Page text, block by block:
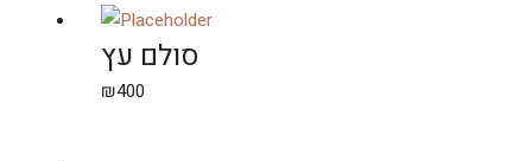
סולם עץ
₪400